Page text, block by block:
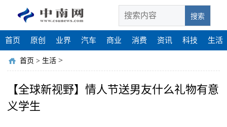
搜索
首页 原创 业界 汽车 商业 消费 资讯 科技 生活
首页 > 生活 >
【全球新视野】情人节送男友什么礼物有意
义学生